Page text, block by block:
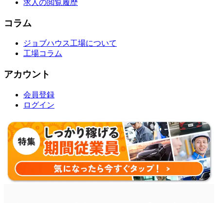
求人の閲覧履歴
コラム
ジョブハウス工場について
工場コラム
アカウント
会員登録
ログイン